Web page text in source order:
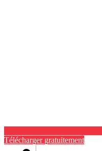
Télécharger gratuitement